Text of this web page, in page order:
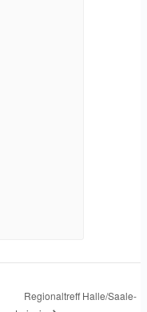
Regionaltreff Halle/Saale-